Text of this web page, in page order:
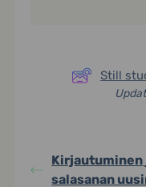
Still
Kirjautuminen
salasanan